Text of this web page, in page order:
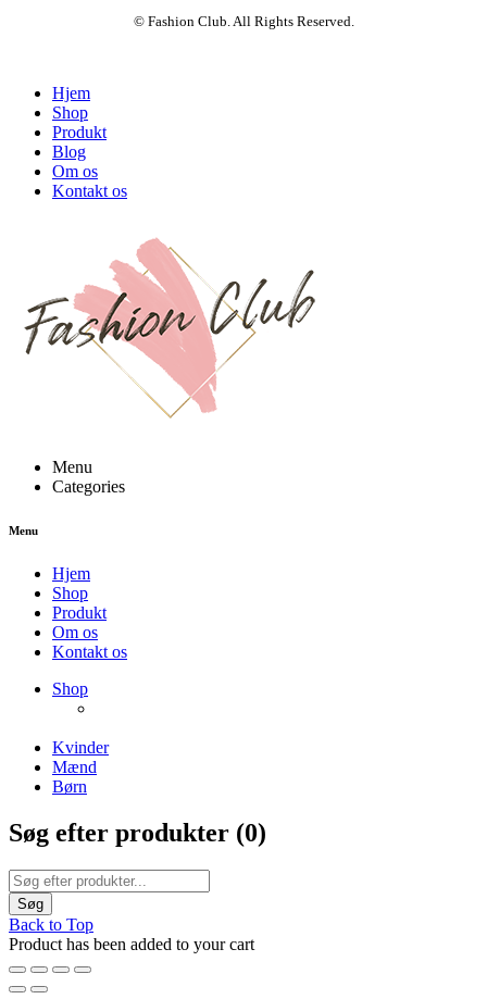
© Fashion Club. All Rights Reserved.
Hjem
Shop
Produkt
Blog
Om os
Kontakt os
Menu
Categories
Menu
Hjem
Shop
Produkt
Om os
Kontakt os
Shop
Kvinder
Mænd
Børn
Søg efter produkter (0)
Back to Top
Product has been added to your cart